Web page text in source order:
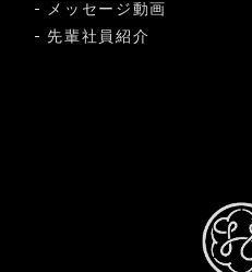
メッセージ動画
先輩社員紹介